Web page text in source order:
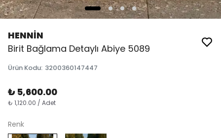
HENNİN
Birit Bağlama Detaylı Abiye 5089
Ürün Kodu: 3200360147447
₺ 5,600.00
₺ 1,120.00 / Adet
Renk